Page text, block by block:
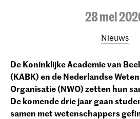
28 mei
Nieuws
De Koninklijke Academie van
(KABK) en de Nederlandse
Organisatie (NWO) zetten hun
De komende drie jaar gaan
samen met wetenschappers